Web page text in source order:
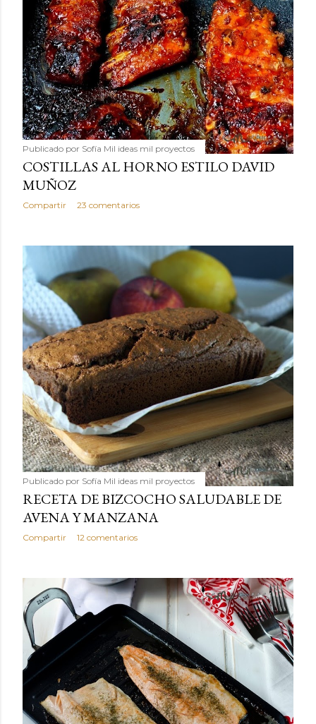
Publicado por Sofía Mil ideas mil proyectos
COSTILLAS AL HORNO ESTILO DAVID
MUÑOZ
Compartir 23 comentarios
Publicado por Sofía Mil ideas mil proyectos
RECETA DE BIZCOCHO SALUDABLE DE
AVENA Y MANZANA
Compartir 12 comentarios